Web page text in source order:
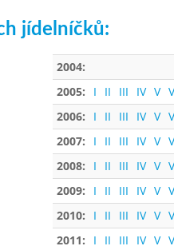
jídelníčků:
2004:
2005:
I II III IV V
2006:
I II III IV V
2007:
I II III IV V
2008:
I II III IV V
2009:
I II III IV V
2010:
I II III IV V
2011:
I II III IV V